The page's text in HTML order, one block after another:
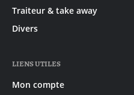
Traiteur & take away
Divers
LIENS UTILES
Mon compte